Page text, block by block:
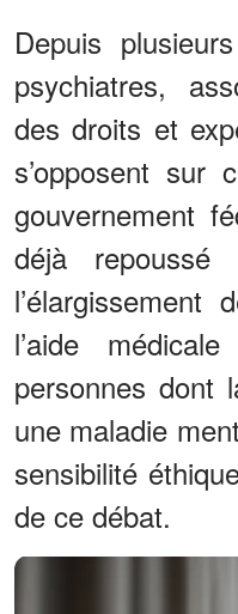
Depuis
psychiatres,
des droits et
s’opposent sur
gouvernement
déjà repoussé
l’élargissement
l’aide
personnes dont
une maladie
sensibilité
de ce débat.